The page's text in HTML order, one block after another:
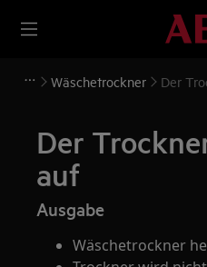
Wäschetrockner Der
Der
auf
Ausgabe
Wäschetrockner